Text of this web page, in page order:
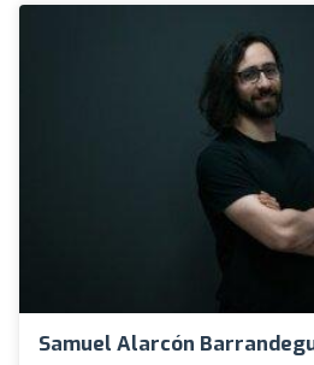
Samuel Alarcón